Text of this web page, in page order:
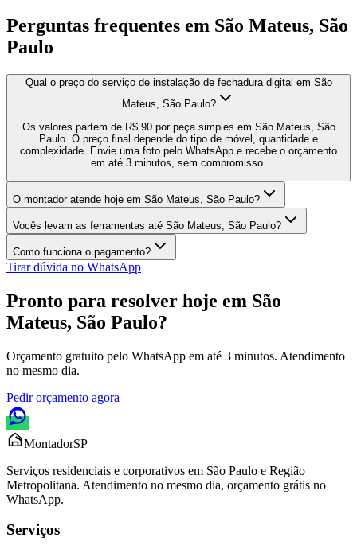
Perguntas frequentes em São Mateus, São
Paulo
Qual o preço do serviço de instalação de fechadura digital em São
Mateus, São Paulo?
Os valores partem de R$ 90 por peça simples em São Mateus, São
Paulo. O preço final depende do tipo de móvel, quantidade e
complexidade. Envie uma foto pelo WhatsApp e recebe o orçamento
em até 3 minutos, sem compromisso.
O montador atende hoje em São Mateus, São Paulo?
Vocês levam as ferramentas até São Mateus, São Paulo?
Como funciona o pagamento?
Tirar dúvida no WhatsApp
Pronto para resolver hoje em São
Mateus, São Paulo?
Orçamento gratuito pelo WhatsApp em até 3 minutos. Atendimento
no mesmo dia.
Pedir orçamento agora
MontadorSP
Serviços residenciais e corporativos em São Paulo e Região
Metropolitana. Atendimento no mesmo dia, orçamento grátis no
WhatsApp.
Serviços